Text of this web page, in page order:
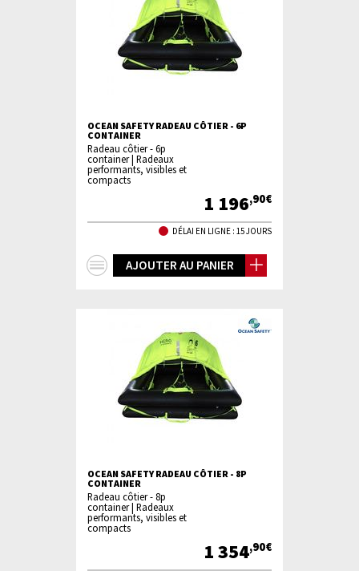
OCEAN SAFETY RADEAU CÔTIER - 6P
CONTAINER
Radeau côtier - 6p
container | Radeaux
performants, visibles et
compacts
1 196,90€
DÉLAI EN LIGNE : 15 JOURS
AJOUTER AU PANIER
OCEAN SAFETY RADEAU CÔTIER - 8P
CONTAINER
Radeau côtier - 8p
container | Radeaux
performants, visibles et
compacts
1 354,90€